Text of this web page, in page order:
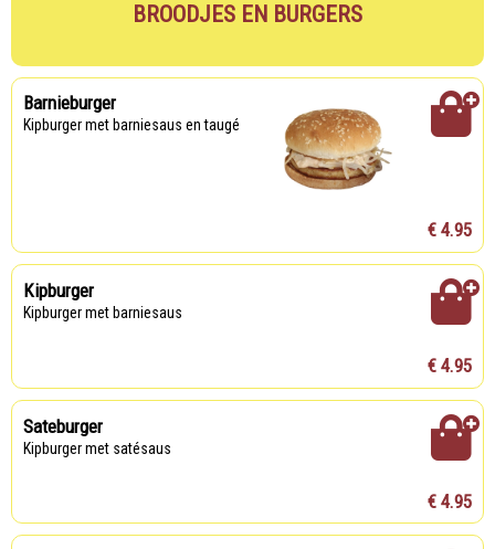
BROODJES EN BURGERS
Barnieburger
Kipburger met barniesaus en taugé
€ 4.95
Kipburger
Kipburger met barniesaus
€ 4.95
Sateburger
Kipburger met satésaus
€ 4.95